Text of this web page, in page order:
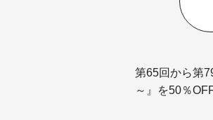
第65回から第
～』を50％